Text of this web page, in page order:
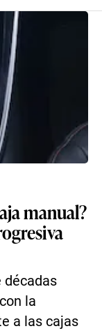
manual?
décadas
la
a las cajas